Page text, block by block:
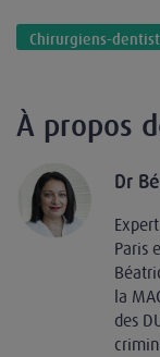
Chirurgiens-
À propos
Dr
Paris
la
des